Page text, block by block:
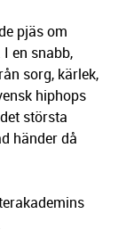
pjäs om
en snabb,
sorg, kärlek,
hiphops
största
händer då